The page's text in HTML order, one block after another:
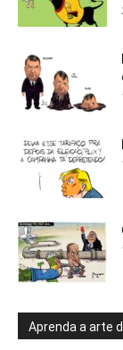
Aprenda a arte